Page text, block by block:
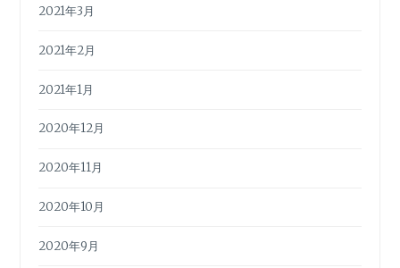
2021年3月
2021年2月
2021年1月
2020年12月
2020年11月
2020年10月
2020年9月